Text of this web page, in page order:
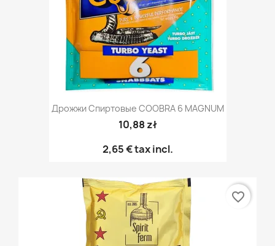
Дрожжи Спиртовые COOBRA 6 MAGNUM
10,88 zł
2,65 €tax incl.
favorite_border